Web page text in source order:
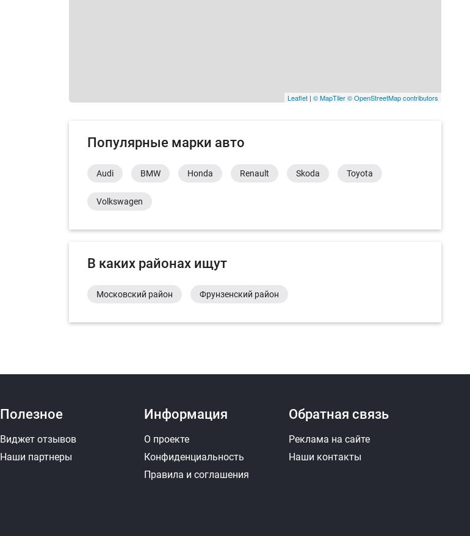
Leaflet | © MapTiler© OpenStreetMap contributors
Популярные марки авто
Audi BMW Honda Renault Skoda Toyota
Volkswagen
В каких районах ищут
Московский район Фрунзенский район
Полезное
Виджет отзывов
Наши партнеры
Информация
О проекте
Конфиденциальность
Правила и соглашения
Обратная связь
Реклама на сайте
Наши контакты